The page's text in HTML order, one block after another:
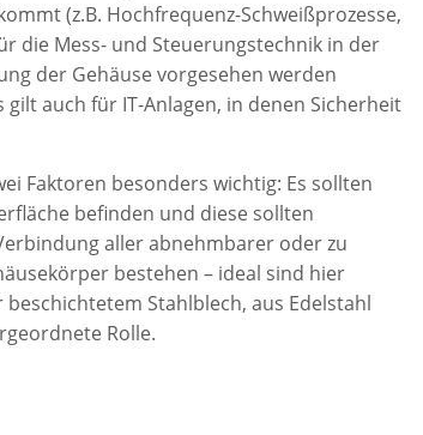
(z.B. Hochfrequenz-Schweißprozesse,
die Mess- und Steuerungstechnik in der
der Gehäuse vorgesehen werden
gilt auch für IT-Anlagen, in denen Sicherheit
Faktoren besonders wichtig: Es sollten
befinden und diese sollten
aller abnehmbarer oder zu
bestehen – ideal sind hier
Stahlblech, aus Edelstahl
Rolle.